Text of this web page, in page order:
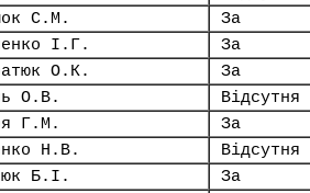
С.М.
За
І.Г.
За
О.К.
За
О.В.
Відсутня
Г.М.
За
Н.В.
Відсутня
Б.І.
За